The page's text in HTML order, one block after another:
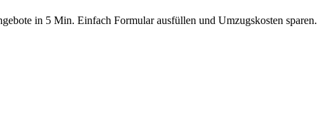
in 5 Min. Einfach Formular ausfüllen und Umzugskosten sparen.